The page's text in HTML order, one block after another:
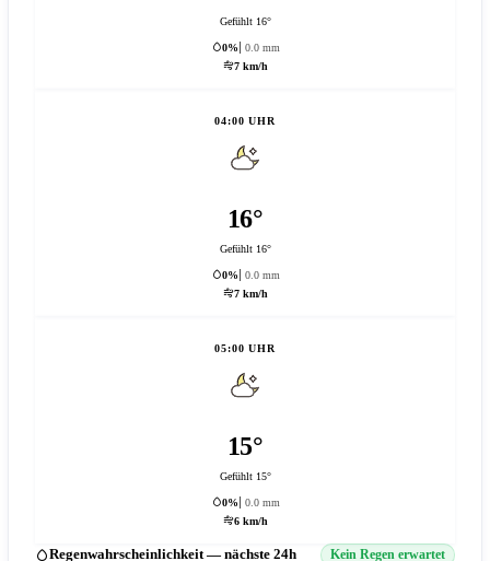
Gefühlt 16°
0%
0.0 mm
7 km/h
04:00 UHR
16°
Gefühlt 16°
0%
0.0 mm
7 km/h
05:00 UHR
15°
Gefühlt 15°
0%
0.0 mm
6 km/h
Regenwahrscheinlichkeit — nächste 24h Kein Regen erwartet